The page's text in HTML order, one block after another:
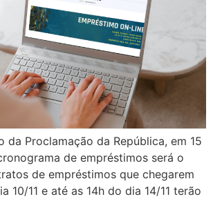
da Proclamação da República, em 15
de empréstimos será o
de empréstimos que chegarem
10/11 e até as 14h do dia 14/11 terão